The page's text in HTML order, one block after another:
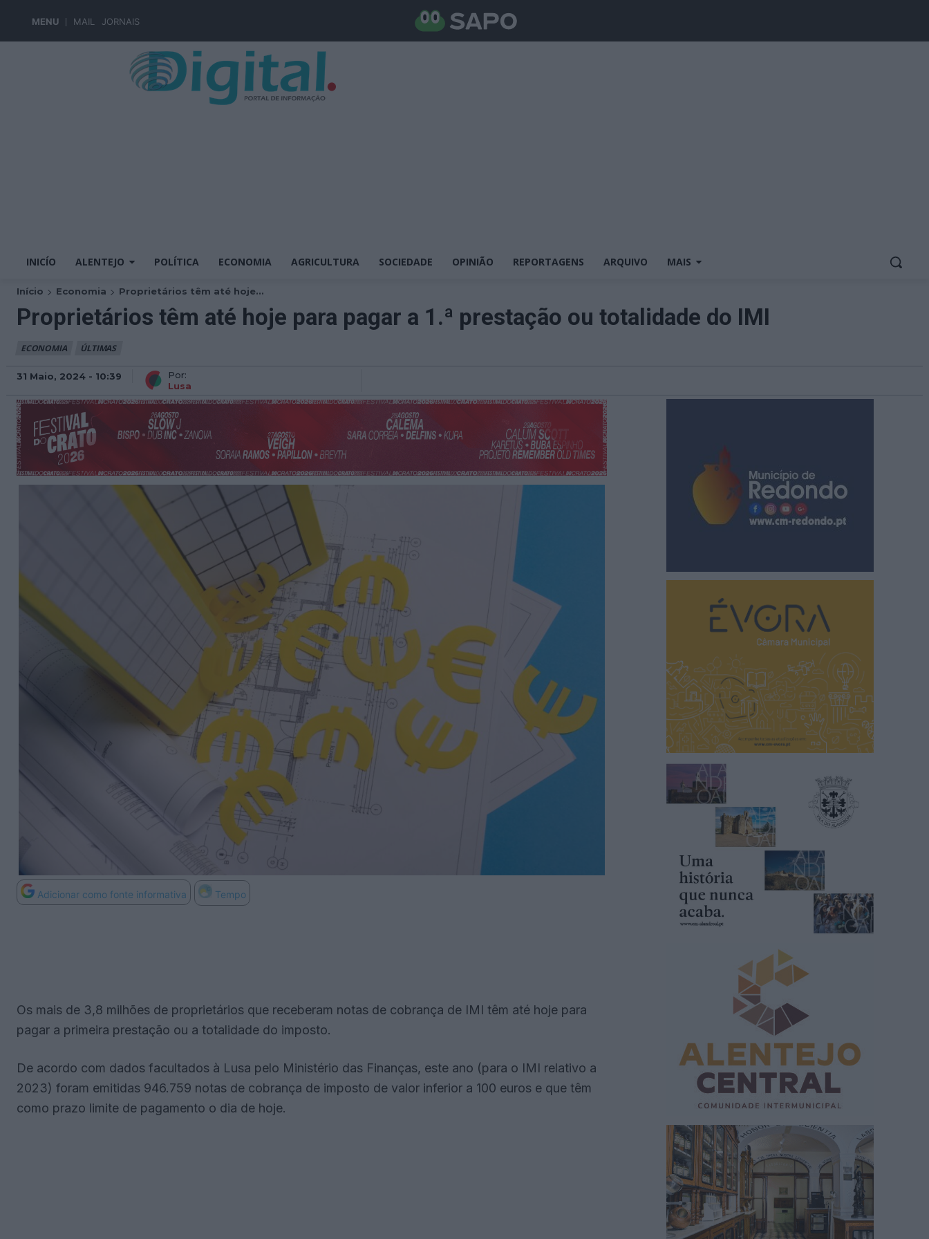
MENU MAIL JORNAIS
INICÍO ALENTEJO POLÍTICA ECONOMIA AGRICULTURA SOCIEDADE OPINIÃO REPORTAGENS ARQUIVO MAIS
Início Economia Proprietários têm até hoje...
Proprietários têm até hoje para pagar a 1.ª prestação ou totalidade do IMI
ECONOMIA ÚLTIMAS
31 Maio, 2024 - 10:39
Por:
Lusa
Adicionar como fonte informativa Tempo
Os mais de 3,8 milhões de proprietários que receberam notas de cobrança de IMI têm até hoje para
pagar a primeira prestação ou a totalidade do imposto.
De acordo com dados facultados à Lusa pelo Ministério das Finanças, este ano (para o IMI relativo a
2023) foram emitidas 946.759 notas de cobrança de imposto de valor inferior a 100 euros e que têm
como prazo limite de pagamento o dia de hoje.